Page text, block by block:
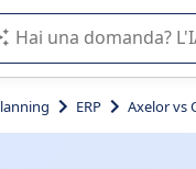
L'IA di Appvizer vi guida
ERP Axelor vs